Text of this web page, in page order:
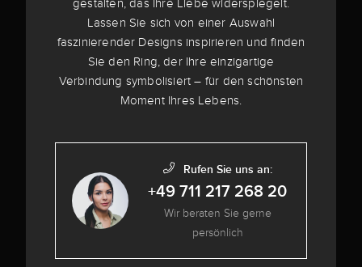
gestalten, das Ihre Liebe widerspiegelt.
Lassen Sie sich von einer Auswahl
faszinierender Designs inspirieren und finden
Sie den Ring, der Ihre einzigartige
Verbindung symbolisiert – für den schönsten
Moment Ihres Lebens.
Rufen Sie uns an:
+49 711 217 268 20
Wir beraten Sie gerne
persönlich